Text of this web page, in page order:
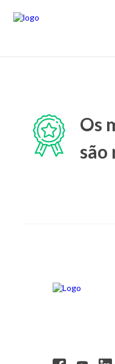
Os
são